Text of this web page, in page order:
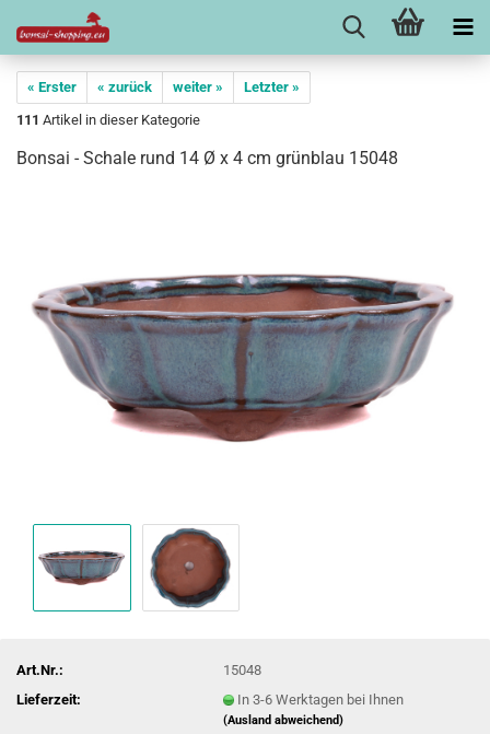
« Erster « zurück weiter »
Letzter »
111 Artikel in dieser Kategorie
Bonsai - Schale rund 14 Ø x 4 cm grünblau 15048
Art.Nr.:
15048
Lieferzeit:
In 3-6 Werktagen bei Ihnen
(Ausland abweichend)